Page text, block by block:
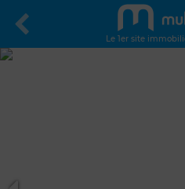
Le 1er site